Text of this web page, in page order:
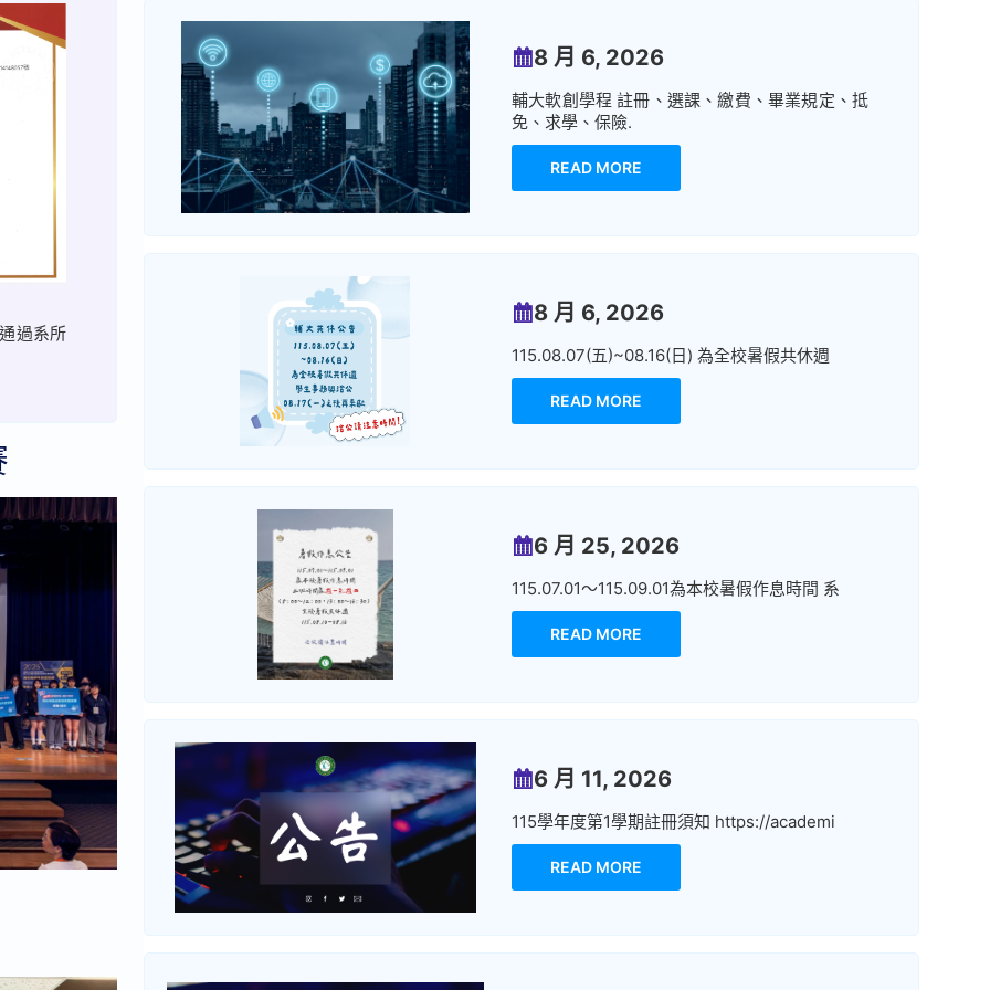
過系所
8 月 6, 2026
輔大軟創學程 註冊、選課、繳費、畢業規定、抵
免、求學、保險.
READ MORE
8 月 6, 2026
115.08.07(五)~08.16(日) 為全校暑假共休週
READ MORE
6 月 25, 2026
115.07.01～115.09.01為本校暑假作息時間 系
READ MORE
6 月 11, 2026
115學年度第1學期註冊須知 https://academi
READ MORE